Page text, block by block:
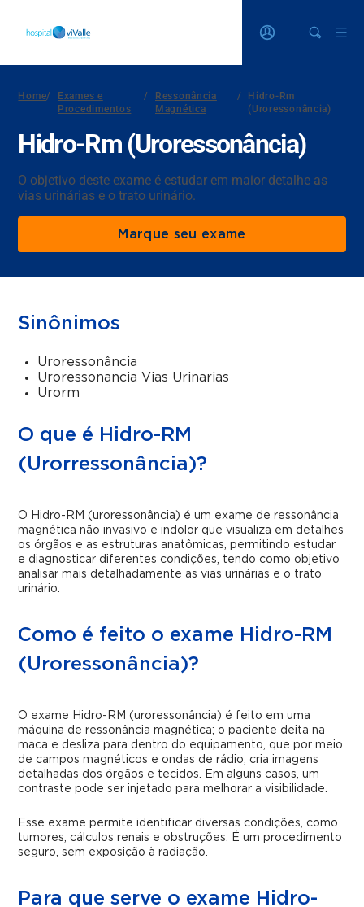
Home/
Exames e
Procedimentos
/
Ressonância
Magnética
/
Hidro-Rm
(Uroressonância)
Hidro-Rm (Uroressonância)
O objetivo deste exame é estudar em maior detalhe as
vias urinárias e o trato urinário.
Marque seu exame
Sinônimos
Uroressonância
Uroressonancia Vias Urinarias
Urorm
O que é Hidro-RM
(Urorressonância)?
O Hidro-RM (uroressonância) é um exame de ressonância
magnética não invasivo e indolor que visualiza em detalhes
os órgãos e as estruturas anatômicas, permitindo estudar
e diagnosticar diferentes condições, tendo como objetivo
analisar mais detalhadamente as vias urinárias e o trato
urinário.
Como é feito o exame Hidro-RM
(Uroressonância)?
O exame Hidro-RM (uroressonância) é feito em uma
máquina de ressonância magnética; o paciente deita na
maca e desliza para dentro do equipamento, que por meio
de campos magnéticos e ondas de rádio, cria imagens
detalhadas dos órgãos e tecidos. Em alguns casos, um
contraste pode ser injetado para melhorar a visibilidade.
Esse exame permite identificar diversas condições, como
tumores, cálculos renais e obstruções. É um procedimento
seguro, sem exposição à radiação.
Para que serve o exame Hidro-